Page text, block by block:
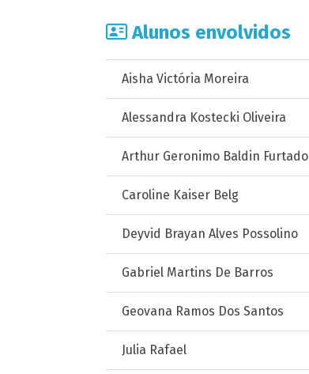
Alunos envolvidos
Aisha Victória Moreira
Alessandra Kostecki Oliveira
Arthur Geronimo Baldin Furtado
Caroline Kaiser Belg
Deyvid Brayan Alves Possolino
Gabriel Martins De Barros
Geovana Ramos Dos Santos
Julia Rafael